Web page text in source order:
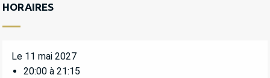
HORAIRES
Le 11 mai 2027
20:00 à 21:15